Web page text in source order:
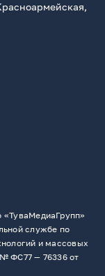
«ТуваМедиаГрупп»
службе по
и массовых
ФС77 — 76336 от